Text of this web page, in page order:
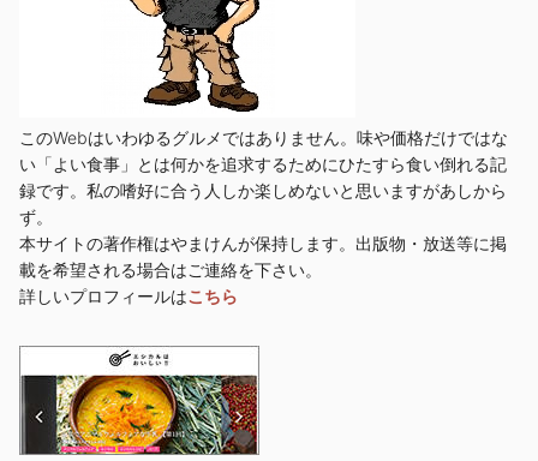
このWebはいわゆるグルメではありません。味や価格だけではな
い「よい食事」とは何かを追求するためにひたすら食い倒れる記
録です。私の嗜好に合う人しか楽しめないと思いますがあしから
ず。
本サイトの著作権はやまけんが保持します。出版物・放送等に掲
載を希望される場合はご連絡を下さい。
詳しいプロフィールはこちら